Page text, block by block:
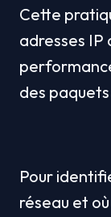
Cette
adresses IP
des
Pour
réseau et